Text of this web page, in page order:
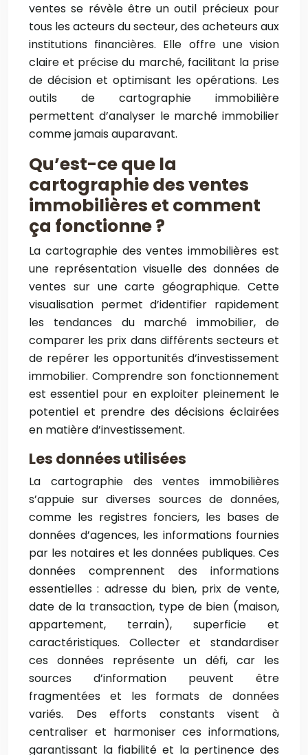
ventes se révèle être un outil précieux pour
tous les acteurs du secteur, des acheteurs aux
institutions financières. Elle offre une vision
claire et précise du marché, facilitant la prise
de décision et optimisant les opérations. Les
outils de cartographie immobilière
permettent d’analyser le marché immobilier
comme jamais auparavant.
Qu’est-ce que la
cartographie des ventes
immobilières et comment
ça fonctionne ?
La cartographie des ventes immobilières est
une représentation visuelle des données de
ventes sur une carte géographique. Cette
visualisation permet d’identifier rapidement
les tendances du marché immobilier, de
comparer les prix dans différents secteurs et
de repérer les opportunités d’investissement
immobilier. Comprendre son fonctionnement
est essentiel pour en exploiter pleinement le
potentiel et prendre des décisions éclairées
en matière d’investissement.
Les données utilisées
La cartographie des ventes immobilières
s’appuie sur diverses sources de données,
comme les registres fonciers, les bases de
données d’agences, les informations fournies
par les notaires et les données publiques. Ces
données comprennent des informations
essentielles : adresse du bien, prix de vente,
date de la transaction, type de bien (maison,
appartement, terrain), superficie et
caractéristiques. Collecter et standardiser
ces données représente un défi, car les
sources d’information peuvent être
fragmentées et les formats de données
variés. Des efforts constants visent à
centraliser et harmoniser ces informations,
garantissant la fiabilité et la pertinence des